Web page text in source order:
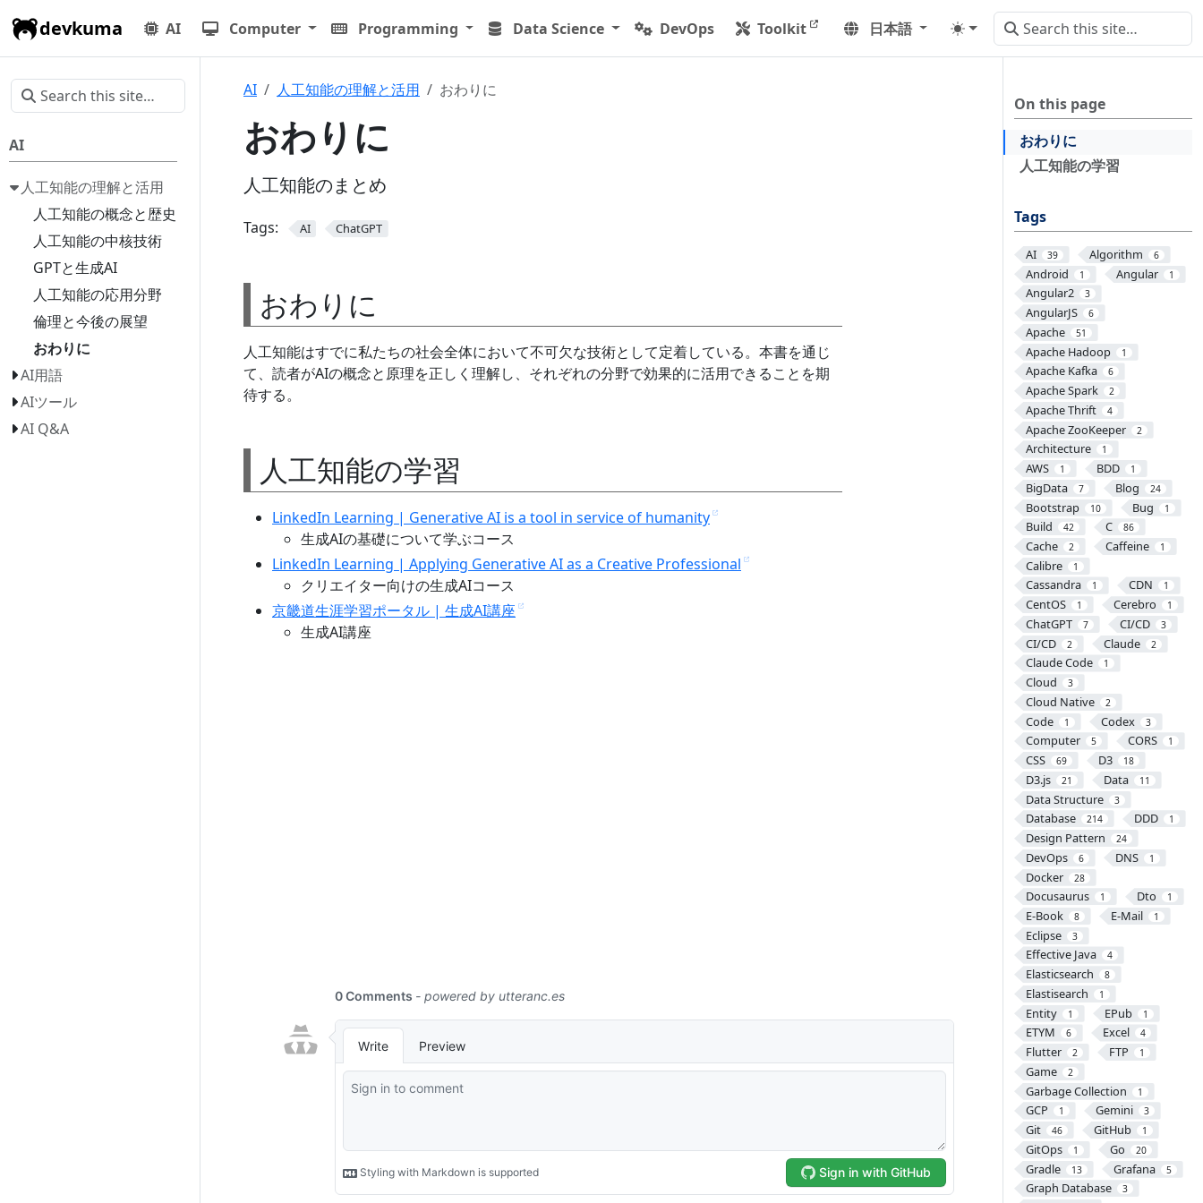
devkuma AI Computer Programming Data Science DevOps Toolkit 日本語
AI
人工知能の理解と活用
人工知能の概念と歴史
人工知能の中核技術
GPTと生成AI
人工知能の応用分野
倫理と今後の展望
おわりに
AI用語
AIツール
AI Q&A
On this page
おわりに
人工知能の学習
Tags
AI 39 Algorithm 6
Android 1 Angular 1
Angular2 3
AngularJS 6
Apache 51
Apache Hadoop 1
Apache Kafka 6
Apache Spark 2
Apache Thrift 4
Apache ZooKeeper 2
Architecture 1
AWS 1 BDD 1
BigData 7 Blog 24
Bootstrap 10 Bug 1
Build 42 C 86
Cache 2 Caffeine 1
Calibre 1
Cassandra 1 CDN 1
CentOS 1 Cerebro 1
ChatGPT 7 CI/CD 3
CI/CD 2 Claude 2
Claude Code 1
Cloud 3
Cloud Native 2
Code 1 Codex 3
Computer 5 CORS 1
CSS 69 D3 18
D3.js 21 Data 11
Data Structure 3
Database 214 DDD 1
Design Pattern 24
DevOps 6 DNS 1
Docker 28
Docusaurus 1 Dto 1
E-Book 8 E-Mail 1
Eclipse 3
Effective Java 4
Elasticsearch 8
Elastisearch 1
Entity 1 EPub 1
ETYM 6 Excel 4
Flutter 2 FTP 1
Game 2
Garbage Collection 1
GCP 1 Gemini 3
Git 46 GitHub 1
GitOps 1 Go 20
Gradle 13 Grafana 5
Graph Database 3
AI 人工知能の理解と活用 おわりに
おわりに
人工知能のまとめ
Tags: AI ChatGPT
おわりに
人工知能はすでに私たちの社会全体において不可欠な技術として定着している。本書を通じ
て、読者がAIの概念と原理を正しく理解し、それぞれの分野で効果的に活用できることを期
待する。
人工知能の学習
LinkedIn Learning | Generative AI is a tool in service of humanity
生成AIの基礎について学ぶコース
LinkedIn Learning | Applying Generative AI as a Creative Professional
クリエイター向けの生成AIコース
京畿道生涯学習ポータル | 生成AI講座
生成AI講座